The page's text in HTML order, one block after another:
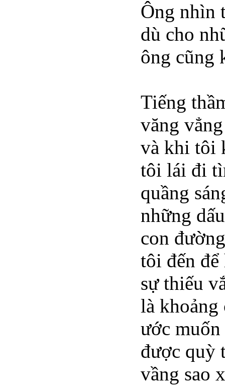
Ông nhìn
dù cho
ông cũng
Tiếng
văng
và khi tôi
tôi lái đi
quầng
những
con
tôi đến để
sự thiếu
là khoảng
ước
được quỳ
vầng sao